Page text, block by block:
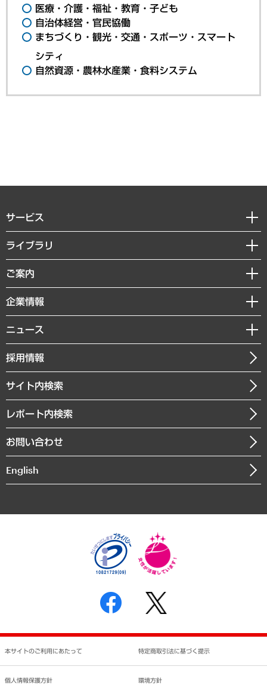
医療・介護・福祉・教育・子ども
自治体経営・官民協働
まちづくり・観光・交通・スポーツ・スマート
シティ
自然資源・農林水産業・食料システム
サービス
経営戦略
組織・人事戦略
デジタルイノベーション
共生・ダイバーシティ
GRC（ガバナンス・リスク・コンプライアンス）・防災（政策）
経済・産業・雇用・労働
まちづくり・観光・交通・スポーツ・スマートシティ
自然資源・農林水産業・食料システム
ライブラリ
経済調査
レポート
コラム
経営用語集
受託・受注実績（官公庁関連）
メディア掲載・出演
ご案内
セミナー・イベント情報
MUFGビジネスセミナー
受託案件情報
企業情報
私たちの想い
社長メッセージ
会社概要
沿革
組織図・本部部室紹介
インドネシア現地法人
個人情報保護方針
反社会的勢力に対する基本方針
書面による個人情報の開示等の請求の手続きについて
ニュース
ニュースリリース
お知らせ
採用情報
サイト内検索
レポート内検索
お問い合わせ
English
本サイトのご利用にあたって 特定商取引法に基づく提示
個人情報保護方針 環境方針